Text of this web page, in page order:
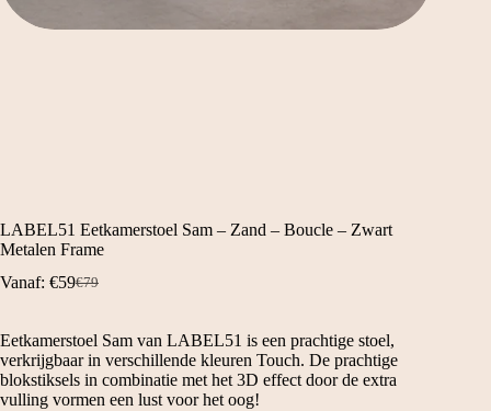
LABEL51 Eetkamerstoel Sam – Zand – Boucle – Zwart
Metalen Frame
Vanaf:
€79
Oorspronkelijke
was:
€79.
€59Huidige
€59.
Eetkamerstoel Sam van LABEL51 is een prachtige stoel,
verkrijgbaar in verschillende kleuren Touch. De prachtige
blokstiksels in combinatie met het 3D effect door de extra
vulling vormen een lust voor het oog!